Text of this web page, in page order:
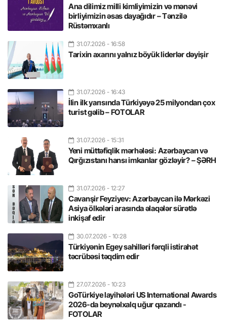
Ana dilimiz milli kimliyimizin və mənəvi
birliyimizin əsas dayağıdır – Tənzilə
Rüstəmxanlı
31.07.2026 - 16:58
Tarixin axarını yalnız böyük liderlər dəyişir
31.07.2026 - 16:43
İlin ilk yarısında Türkiyəyə 25 milyondan çox
turist gəlib – FOTOLAR
31.07.2026 - 15:31
Yeni müttəfiqlik mərhələsi: Azərbaycan və
Qırğızıstanı hansı imkanlar gözləyir? – ŞƏRH
31.07.2026 - 12:27
Cavanşir Feyziyev: Azərbaycan ilə Mərkəzi
Asiya ölkələri arasında əlaqələr sürətlə
inkişaf edir
30.07.2026 - 10:28
Türkiyənin Egey sahilləri fərqli istirahət
təcrübəsi təqdim edir
27.07.2026 - 10:23
GoTürkiye layihələri US International Awards
2026-da beynəlxalq uğur qazandı -
FOTOLAR